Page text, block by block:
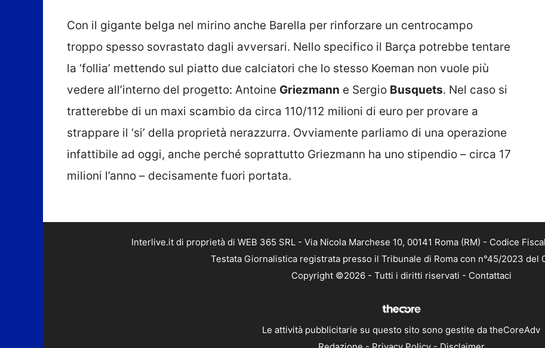
Con il gigante belga nel mirino anche Barella per rinforzare un centrocampo
troppo spesso sovrastato dagli avversari. Nello specifico il Barça potrebbe tentare
la ‘follia’ mettendo sul piatto due calciatori che lo stesso Koeman non vuole più
vedere all’interno del progetto: Antoine Griezmann e Sergio Busquets. Nel caso si
tratterebbe di un maxi scambio da circa 110/112 milioni di euro per provare a
strappare il ‘si’ della proprietà nerazzurra. Ovviamente parliamo di una operazione
infattibile ad oggi, anche perché soprattutto Griezmann ha uno stipendio – circa 17
milioni l’anno – decisamente fuori portata.
Interlive.it di proprietà di WEB 365 SRL - Via Nicola Marchese 10, 00141 Roma (RM) - Codice
Testata Giornalistica registrata presso il Tribunale di Roma con n°45/2023 del
Copyright ©2026 - Tutti i diritti riservati - Contattaci
Le attività pubblicitarie su questo sito sono gestite da theCoreAdv